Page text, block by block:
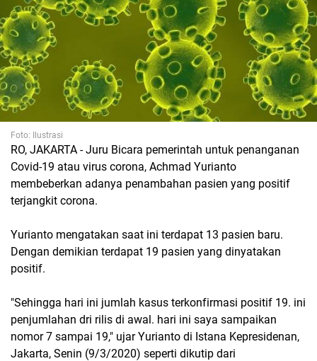
Foto: Ilustrasi
RO, JAKARTA - Juru Bicara pemerintah untuk penanganan
Covid-19 atau virus corona, Achmad Yurianto
membeberkan adanya penambahan pasien yang positif
terjangkit corona.
Yurianto mengatakan saat ini terdapat 13 pasien baru.
Dengan demikian terdapat 19 pasien yang dinyatakan
positif.
"Sehingga hari ini jumlah kasus terkonfirmasi positif 19. ini
penjumlahan dri rilis di awal. hari ini saya sampaikan
nomor 7 sampai 19," ujar Yurianto di Istana Kepresidenan,
Jakarta, Senin (9/3/2020) seperti dikutip dari